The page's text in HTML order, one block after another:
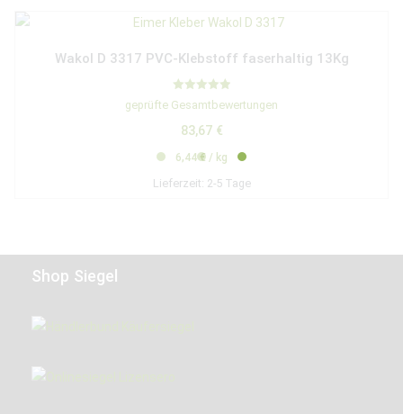
Wakol D 3317 PVC-Klebstoff faserhaltig 13Kg
Bewertet mit
5.00
geprüfte Gesamtbewertungen
83,67 €
6,44€ / kg
Lieferzeit: 2-5 Tage
Shop Siegel